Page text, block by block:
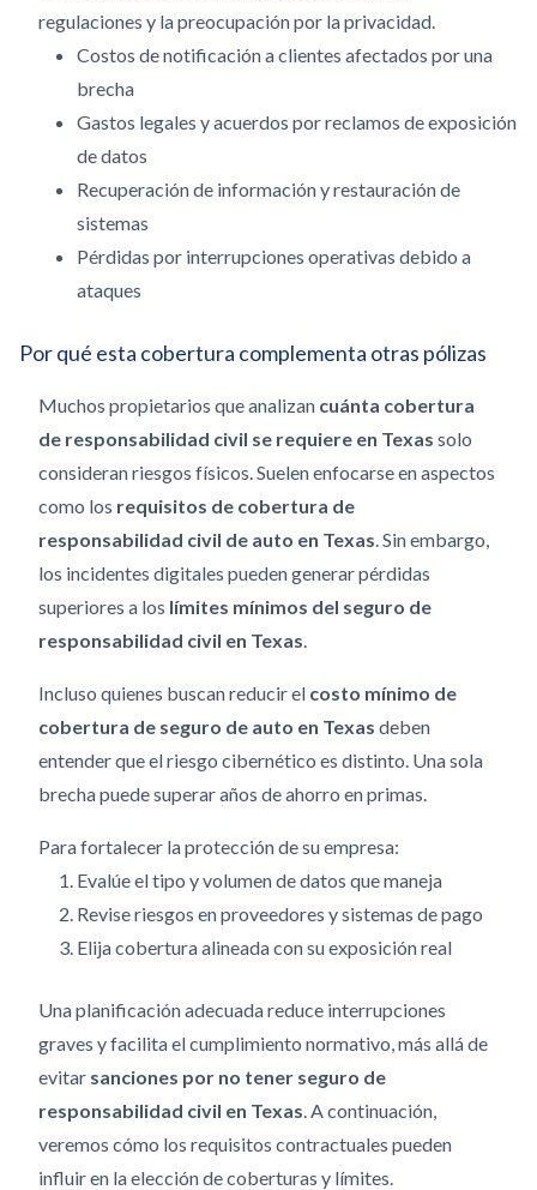
regulaciones y la preocupación por la privacidad.
Costos de notificación a clientes afectados por una
brecha
Gastos legales y acuerdos por reclamos de exposición
de datos
Recuperación de información y restauración de
sistemas
Pérdidas por interrupciones operativas debido a
ataques
Por qué esta cobertura complementa otras pólizas
Muchos propietarios que analizan cuánta cobertura
de responsabilidad civil se requiere en Texas solo
consideran riesgos físicos. Suelen enfocarse en aspectos
como los requisitos de cobertura de
responsabilidad civil de auto en Texas. Sin embargo,
los incidentes digitales pueden generar pérdidas
superiores a los límites mínimos del seguro de
responsabilidad civil en Texas.
Incluso quienes buscan reducir el costo mínimo de
cobertura de seguro de auto en Texas deben
entender que el riesgo cibernético es distinto. Una sola
brecha puede superar años de ahorro en primas.
Para fortalecer la protección de su empresa:
Evalúe el tipo y volumen de datos que maneja
Revise riesgos en proveedores y sistemas de pago
Elija cobertura alineada con su exposición real
Una planificación adecuada reduce interrupciones
graves y facilita el cumplimiento normativo, más allá de
evitar sanciones por no tener seguro de
responsabilidad civil en Texas. A continuación,
veremos cómo los requisitos contractuales pueden
influir en la elección de coberturas y límites.